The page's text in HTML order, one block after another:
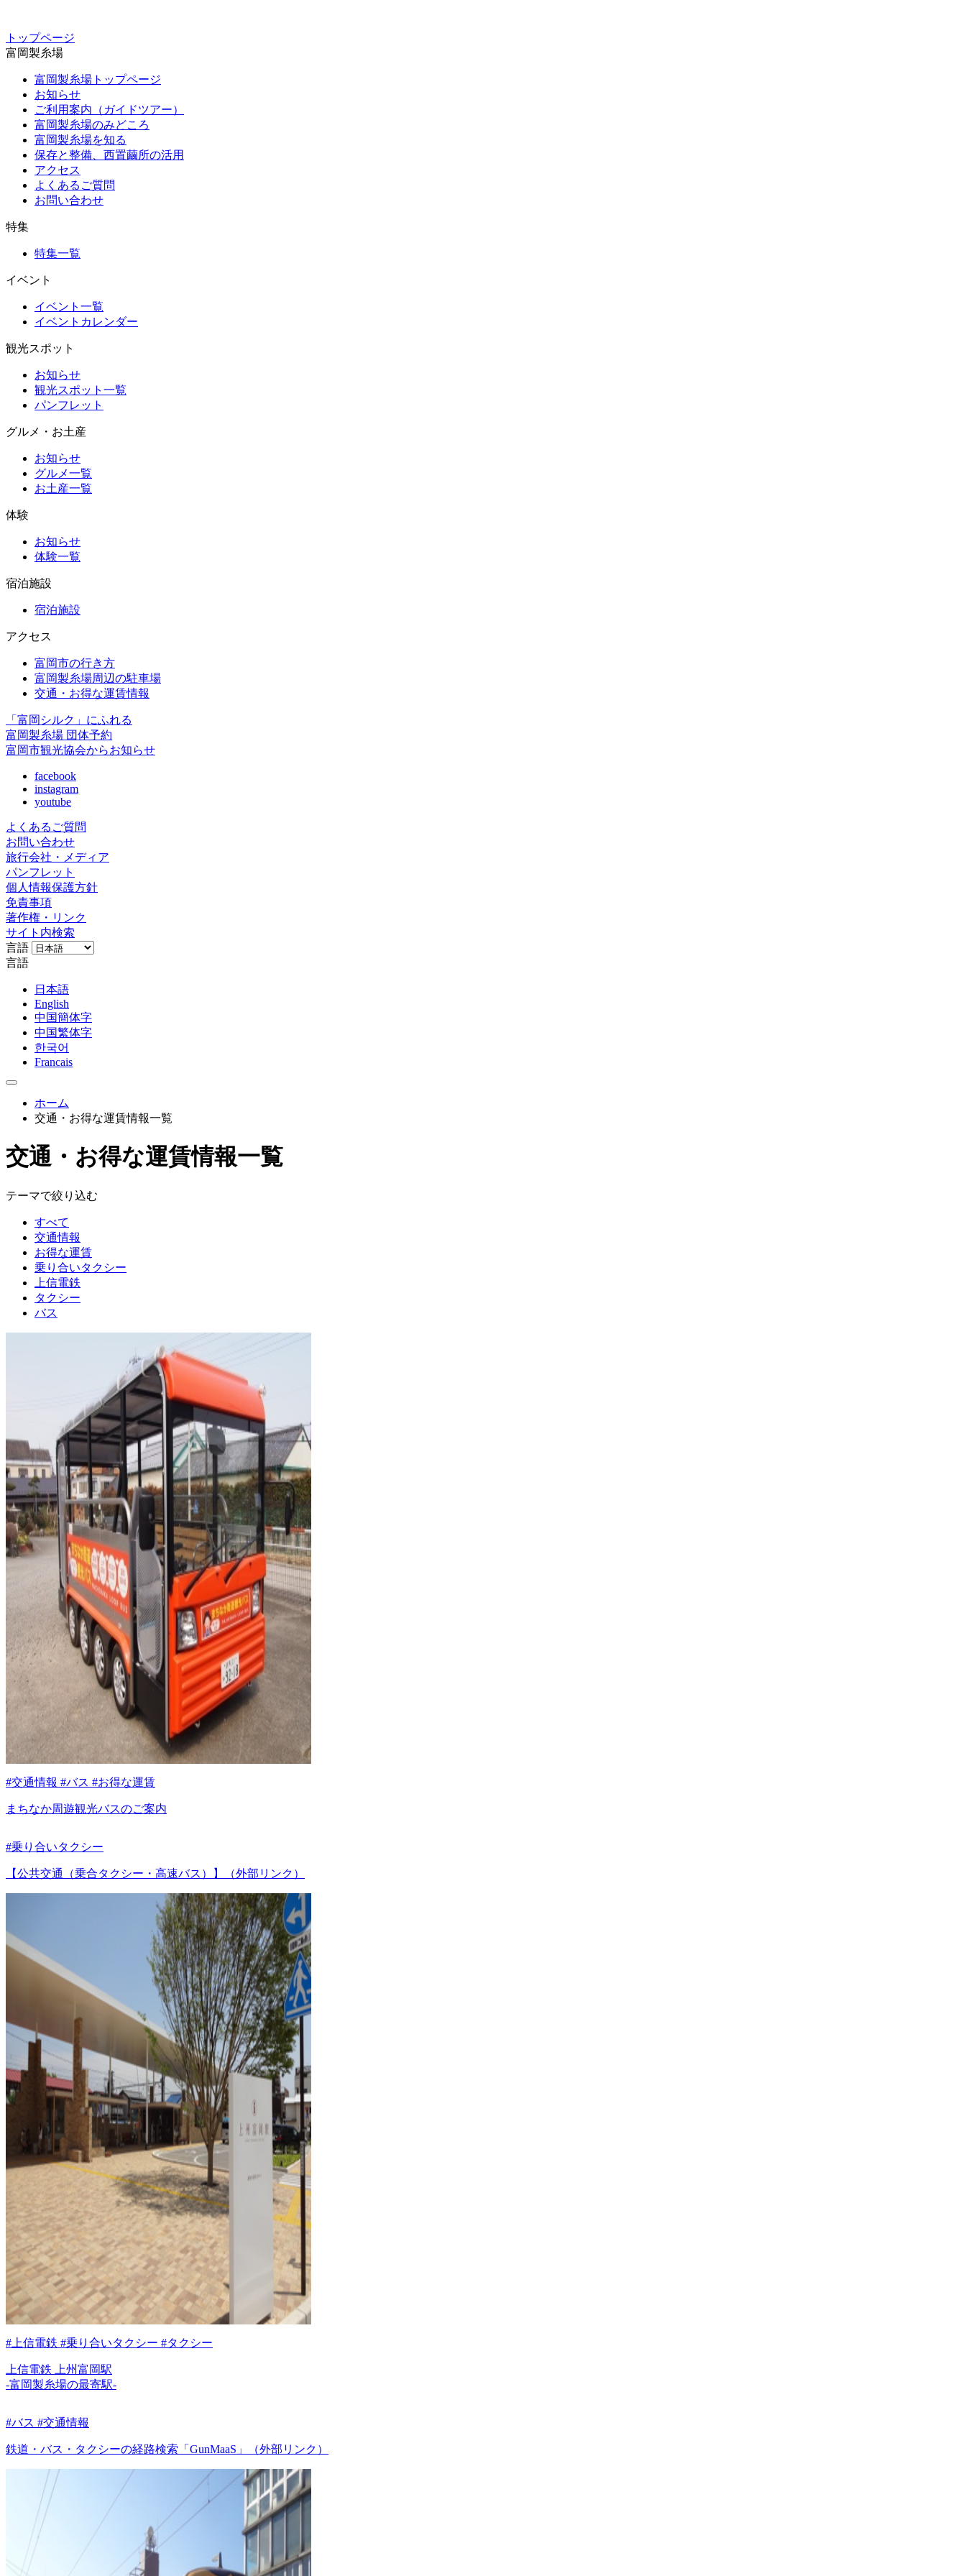
トップページ
富岡製糸場
富岡製糸場トップページ
お知らせ
ご利用案内（ガイドツアー）
富岡製糸場のみどころ
富岡製糸場を知る
保存と整備、西置繭所の活用
アクセス
よくあるご質問
お問い合わせ
特集
特集一覧
イベント
イベント一覧
イベントカレンダー
観光スポット
お知らせ
観光スポット一覧
パンフレット
グルメ・お土産
お知らせ
グルメ一覧
お土産一覧
体験
お知らせ
体験一覧
宿泊施設
宿泊施設
アクセス
富岡市の行き方
富岡製糸場周辺の駐車場
交通・お得な運賃情報
「富岡シルク」にふれる
富岡製糸場 団体予約
富岡市観光協会からお知らせ
facebook
instagram
youtube
よくあるご質問
お問い合わせ
旅行会社・メディア
パンフレット
個人情報保護方針
免責事項
著作権・リンク
サイト内検索
言語
言語
日本語
English
中国簡体字
中国繁体字
한국어
Francais
ホーム
交通・お得な運賃情報一覧
交通・お得な運賃情報一覧
テーマで絞り込む
すべて
交通情報
お得な運賃
乗り合いタクシー
上信電鉄
タクシー
バス
#交通情報 #バス #お得な運賃
まちなか周遊観光バスのご案内
#乗り合いタクシー
【公共交通（乗合タクシー・高速バス）】（外部リンク）
#上信電鉄 #乗り合いタクシー #タクシー
上信電鉄 上州富岡駅
-富岡製糸場の最寄駅-
#バス #交通情報
鉄道・バス・タクシーの経路検索「GunMaaS」（外部リンク）